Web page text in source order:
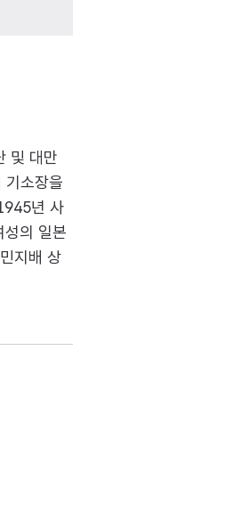
및 대만
소장을
년 사
의 일본
지배 상